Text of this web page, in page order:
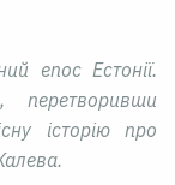
епос Естонії.
перетворивши
історію про